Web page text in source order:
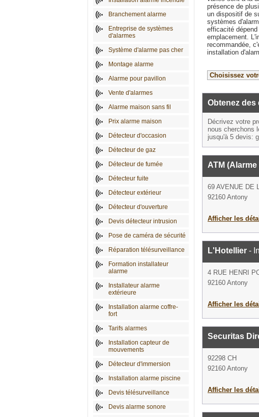
Branchement alarme
Entreprise de systèmes
d'alarmes
Système d'alarme pas cher
Montage alarme
Alarme pour pavillon
Vente d'alarmes
Alarme maison sans fil
Prix alarme maison
Détecteur d'occasion
Détecteur de gaz
Détecteur de fumée
Détecteur fuite
Détecteur extérieur
Détecteur d'ouverture
Devis détecteur intrusion
Pose de caméra de sécurité
Réparation télésurveillance
Formation installateur
alarme
Installateur alarme
extérieure
Installation alarme coffre-
fort
Tarifs alarmes
Installation capteur de
mouvements
Détecteur d'immersion
Installation alarme piscine
Devis télésurveillance
Devis alarme sonore
présence de
un dispositif de
systèmes
efficacité
emplacement.
recommandée,
installation
Obtenez
Décrivez votre
nous cherchons
jusqu'à 5 devis:
ATM
69 AVENUE DE
92160 Antony
Afficher les
L'Hotellier -
4 RUE HENRI
92160 Antony
Afficher les
Securitas
92298 CH
92160 Antony
Afficher les